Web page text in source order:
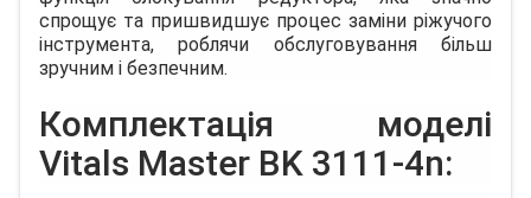
спрощує та пришвидшує процес заміни ріжучого
інструмента, роблячи обслуговування більш
зручним і безпечним.
Комплектація моделі
Vitals Master BK 3111-4n: